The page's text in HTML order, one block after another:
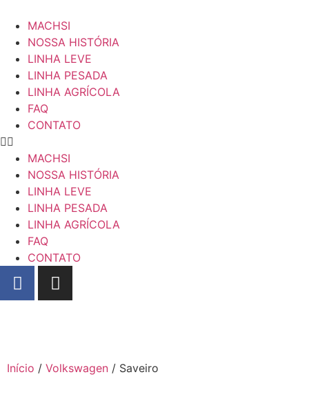
MACHSI
NOSSA HISTÓRIA
LINHA LEVE
LINHA PESADA
LINHA AGRÍCOLA
FAQ
CONTATO
MACHSI
NOSSA HISTÓRIA
LINHA LEVE
LINHA PESADA
LINHA AGRÍCOLA
FAQ
CONTATO
Início / Volkswagen / Saveiro